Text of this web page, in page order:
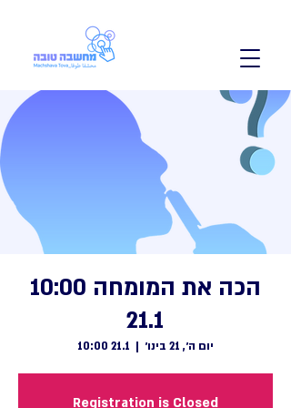
הכה את המומחה 10:00
21.1
יום ה׳, 21 בינו׳
  |
21.1 10:00
Registration is Closed